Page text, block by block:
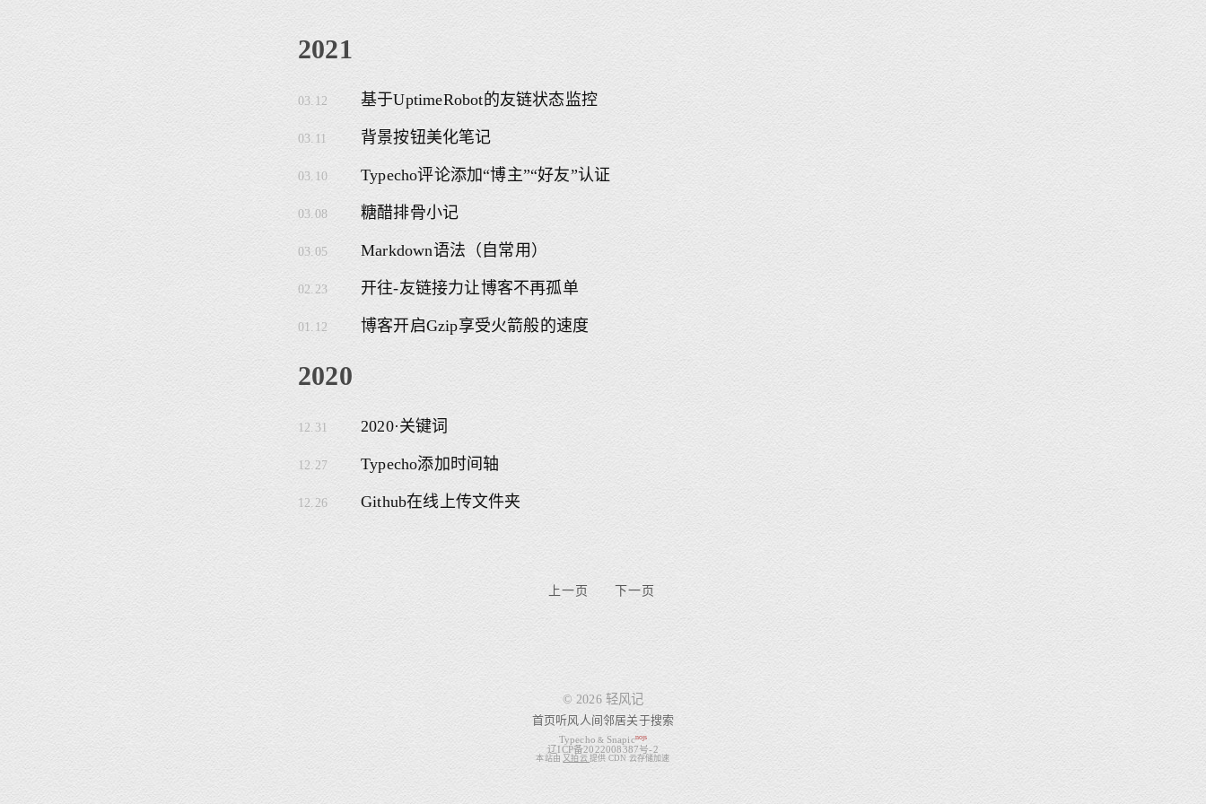
2021
03.12 基于UptimeRobot的友链状态监控
03.11 背景按钮美化笔记
03.10 Typecho评论添加“博主”“好友”认证
03.08 糖醋排骨小记
03.05 Markdown语法（自常用）
02.23 开往-友链接力让博客不再孤单
01.12 博客开启Gzip享受火箭般的速度
2020
12.31 2020·关键词
12.27 Typecho添加时间轴
12.26 Github在线上传文件夹
上一页 下一页
© 2026 轻风记
首页听风人间邻居关于搜索
Typecho & Snapicnojs
辽ICP备2022008387号-2
本站由 又拍云提供 CDN 云存储加速